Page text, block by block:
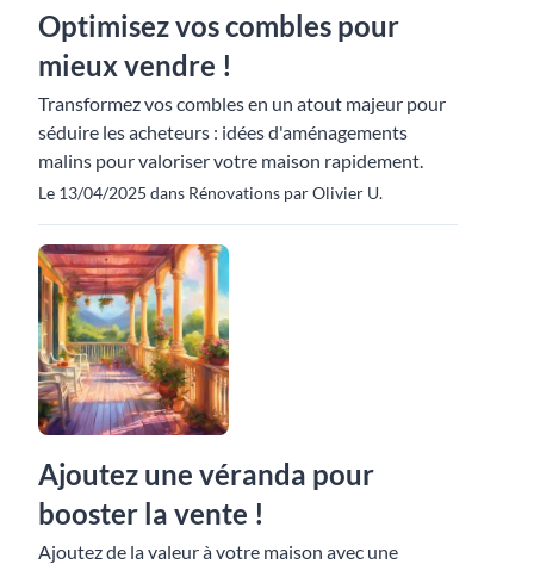
Optimisez vos combles pour
mieux vendre !
Transformez vos combles en un atout majeur pour
séduire les acheteurs : idées d'aménagements
malins pour valoriser votre maison rapidement.
Le 13/04/2025 dans Rénovations par Olivier U.
Ajoutez une véranda pour
booster la vente !
Ajoutez de la valeur à votre maison avec une